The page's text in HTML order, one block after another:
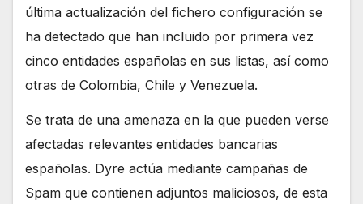
última actualización del fichero configuración se
ha detectado que han incluido por primera vez
cinco entidades españolas en sus listas, así como
otras de Colombia, Chile y Venezuela.
Se trata de una amenaza en la que pueden verse
afectadas relevantes entidades bancarias
españolas. Dyre actúa mediante campañas de
Spam que contienen adjuntos maliciosos, de esta